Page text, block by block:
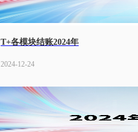
T+各模块结账2024年
2024-12-24